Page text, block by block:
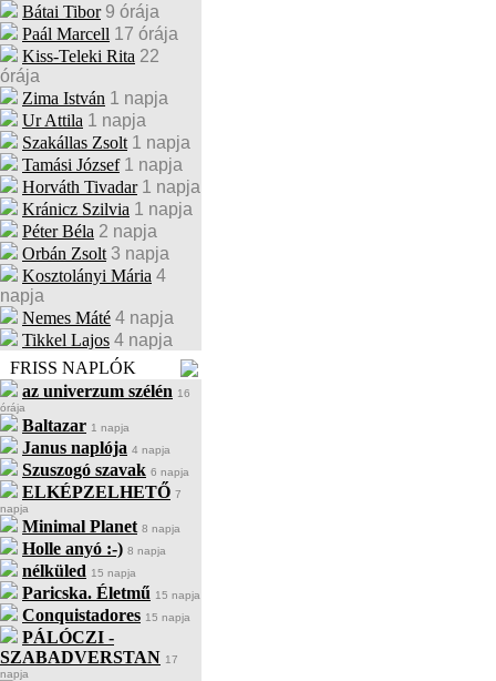
Bátai Tibor 9 órája
Paál Marcell 17 órája
Kiss-Teleki Rita 22
órája
Zima István 1 napja
Ur Attila 1 napja
Szakállas Zsolt 1 napja
Tamási József 1 napja
Horváth Tivadar 1 napja
Kránicz Szilvia 1 napja
Péter Béla 2 napja
Orbán Zsolt 3 napja
Kosztolányi Mária 4
napja
Nemes Máté 4 napja
Tikkel Lajos 4 napja
FRISS NAPLÓK
az univerzum szélén 16
órája
Baltazar 1 napja
Janus naplója 4 napja
Szuszogó szavak 6 napja
ELKÉPZELHETŐ 7
napja
Minimal Planet 8 napja
Holle anyó :-) 8 napja
nélküled 15 napja
Paricska. Életmű 15 napja
Conquistadores 15 napja
PÁLÓCZI -
SZABADVERSTAN 17
napja